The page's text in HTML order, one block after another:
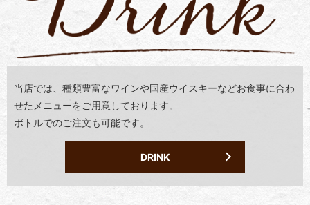
当店では、種類豊富なワインや国産ウイスキーなどお食事に合わ
せた メニューをご用意しております。
ボトルでのご注文も可能です。
DRINK